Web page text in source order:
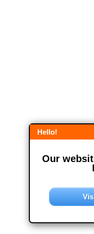
Hello!
Our